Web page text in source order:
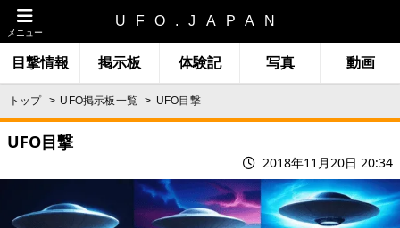
メニュー
UFO.JAPAN
目撃情報 掲示板 体験記 写真 動画
トップ UFO掲示板一覧 UFO目撃
UFO目撃
2018年11月20日 20:34